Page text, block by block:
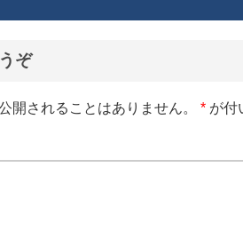
ぞ
開されることはありません。 * が付